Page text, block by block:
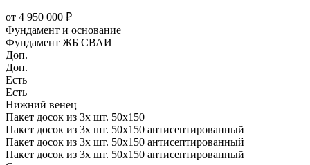
от 4 950 000 ₽
Фундамент и основание
Фундамент ЖБ СВАИ
Доп.
Доп.
Есть
Есть
Нижний венец
Пакет досок из 3х шт. 50х150
Пакет досок из 3х шт. 50х150 антисептированный
Пакет досок из 3х шт. 50х150 антисептированный
Пакет досок из 3х шт. 50х150 антисептированный